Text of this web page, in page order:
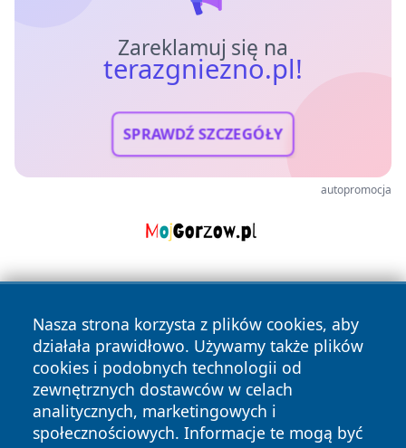
Zareklamuj się na
terazgniezno.pl!
SPRAWDŹ SZCZEGÓŁY
autopromocja
Nasza strona korzysta z plików cookies, aby
działała prawidłowo. Używamy także plików
cookies i podobnych technologii od
zewnętrznych dostawców w celach
analitycznych, marketingowych i
społecznościowych. Informacje te mogą być
Copyright © 2026 terazgniezno.pl Wszystkie prawa
zastrzeżone.